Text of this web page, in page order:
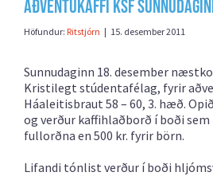
Aðventukaffi KSF
Höfundur: Ritstjórn | 15. desember 2011
Sunnudaginn 18. desember
Kristilegt stúdentafélag, fyrir
Háaleitisbraut 58 – 60, 3. hæð.
og verður kaffihlaðborð í boði
fullorðna en 500 kr. fyrir börn.
Lifandi tónlist verður í boði